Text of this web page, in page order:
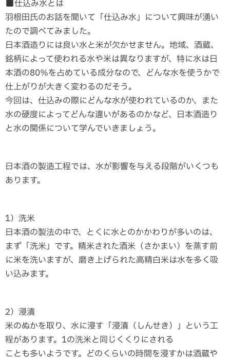
仕込み水とは
羽根田氏のお話を聞いて「仕込み水」について興味が湧い
たので調べてみました。
日本酒造りには良い水と米が欠かせません。地域、酒蔵、
銘柄によって使われる水や米は異なりますが、特に水は日
本酒の80％を占めている成分なので、どんな水を使うかで
仕上がりが大きく変わるのだそう。
今回は、仕込みの際にどんな水が使われているのか、また
水の硬度によってどんな違いがあるのかなど、日本酒造り
と水の関係について学んでいきましょう。
日本酒の製造工程では、水が影響を与える段階がいくつも
あります。
1）洗米
日本酒の製法の中で、とくに水とのかかわりが多いのは、
まず「洗米」です。精米された酒米（さかまい）を蒸す前
に米を洗いますが、磨き上げられた高精白米は水を多く吸
い込みます。
2）浸漬
米のぬかを取り、水に浸す「浸漬（しんせき）」という工
程があります。1の洗米と同じくくりにされる
ことも多いようです。どのくらいの時間を浸すかは酒蔵や